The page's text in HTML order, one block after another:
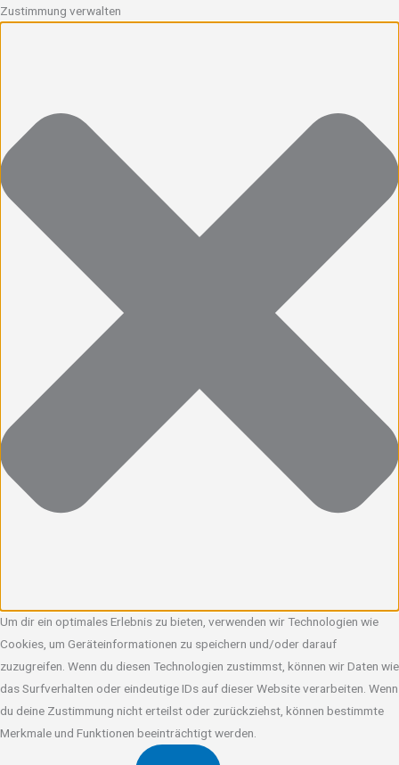
Zustimmung verwalten
Um dir ein optimales Erlebnis zu bieten, verwenden wir Technologien wie
Cookies, um Geräteinformationen zu speichern und/oder darauf
zuzugreifen. Wenn du diesen Technologien zustimmst, können wir Daten wie
das Surfverhalten oder eindeutige IDs auf dieser Website verarbeiten. Wenn
du deine Zustimmung nicht erteilst oder zurückziehst, können bestimmte
Merkmale und Funktionen beeinträchtigt werden.